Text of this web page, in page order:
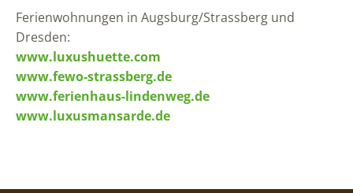
Ferienwohnungen in Augsburg/Strassberg und
Dresden:
www.luxushuette.com
www.fewo-strassberg.de
www.ferienhaus-lindenweg.de
www.luxusmansarde.de